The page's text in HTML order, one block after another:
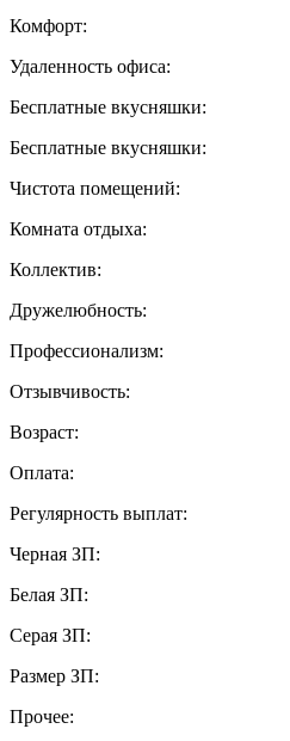
Комфорт:
Удаленность офиса:
Бесплатные вкусняшки:
Бесплатные вкусняшки:
Чистота помещений:
Комната отдыха:
Коллектив:
Дружелюбность:
Профессионализм:
Отзывчивость:
Возраст:
Оплата:
Регулярность выплат:
Черная ЗП:
Белая ЗП:
Серая ЗП:
Размер ЗП:
Прочее: